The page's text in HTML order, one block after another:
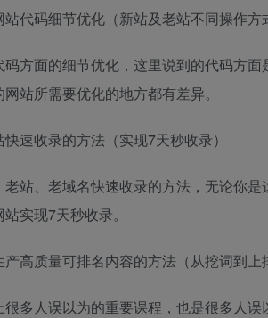
代码细节优化（新站及老站不同操作方
方面的细节优化，这里说到的代码方
站所需要优化的地方都有差异。
速收录的方法（实现7天秒收录）
老站、老域名快速收录的方法，无论你
实现7天秒收录。
高质量可排名内容的方法（从挖词到上
多人误以为的重要课程，也是很多人